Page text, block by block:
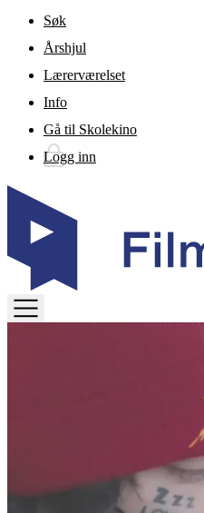
Gå til hovedinnhold
Søk
Årshjul
Lærerværelset
Info
Gå til Skolekino
Logg inn